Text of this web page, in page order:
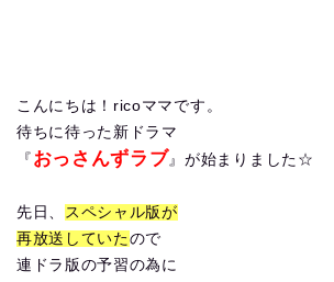
こんにちは！ricoママです。
待ちに待った新ドラマ
『 おっさんずラブ』が始まりました☆
先日、 スペシャル版が
再放送していたので
連ドラ版の予習の為に